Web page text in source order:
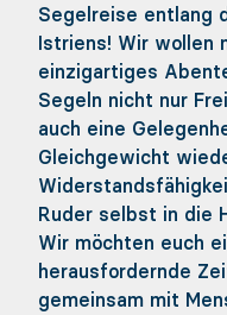
Segelreise entlang
Istriens! Wir wollen
einzigartiges
Segeln nicht nur
auch eine
Gleichgewicht
Ruder selbst in die
Wir möchten euch
herausfordernde
gemeinsam mit